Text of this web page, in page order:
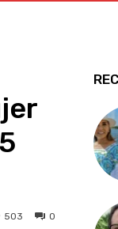
0
503